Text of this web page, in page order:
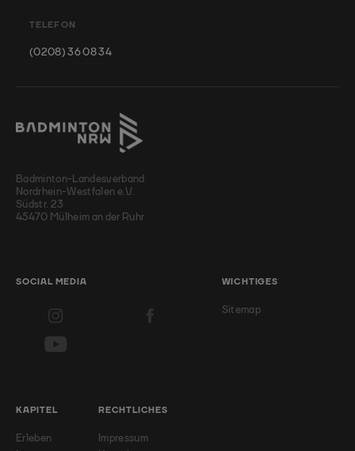
TELEFON
(0208) 36 08 34
Badminton-Landesverband
Nordrhein-Westfalen e.V.
Südstr. 23
45470 Mülheim an der Ruhr
SOCIAL MEDIA WICHTIGES
Sitemap
KAPITEL
Erleben
RECHTLICHES
Impressum